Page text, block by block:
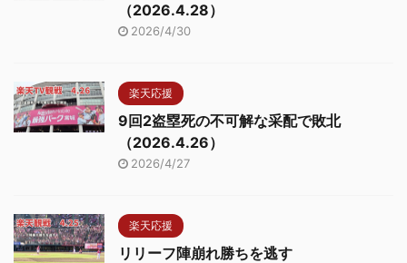
（2026.4.28）
2026/4/30
楽天応援
9回2盗塁死の不可解な采配で敗北
（2026.4.26）
2026/4/27
楽天応援
リリーフ陣崩れ勝ちを逃す